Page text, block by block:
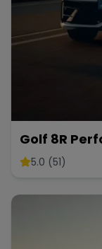
Golf 8R
5.0 (51)